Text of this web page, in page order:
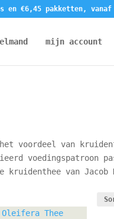
en €6,45 pakketten,
mijn account
voordeel van
voedingspatroon
van